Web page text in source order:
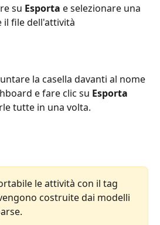
su Esporta e selezionare una
il file dell'attività
la casella davanti al nome
e fare clic su Esporta
tutte in una volta.
le attività con il tag
costruite dai modelli